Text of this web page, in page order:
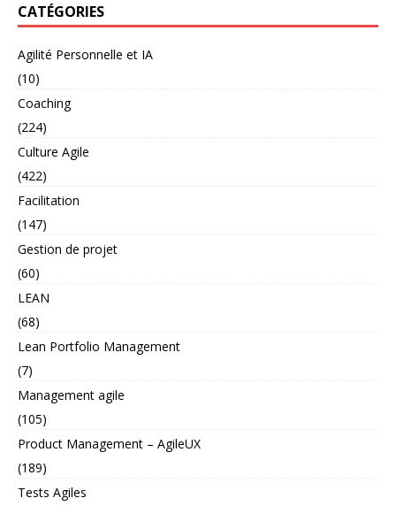
CATÉGORIES
Agilité Personnelle et IA
(10)
Coaching
(224)
Culture Agile
(422)
Facilitation
(147)
Gestion de projet
(60)
LEAN
(68)
Lean Portfolio Management
(7)
Management agile
(105)
Product Management – AgileUX
(189)
Tests Agiles